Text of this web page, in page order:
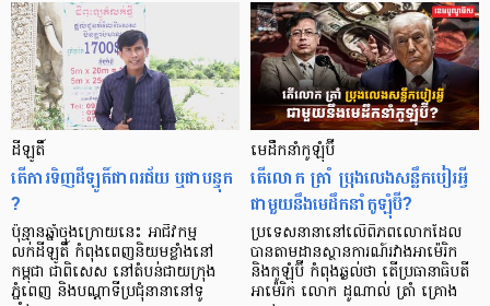
ដីឡូតិ៍
តើ​ការ​ទិញ​ដីឡូតិ៍​ជា​ពរ​ជ័យ​ ឬ​ជា​បន្ទុក​
?
ប៉ុន្មានឆ្នាំ​ចុងក្រោយនេះ អាជីវកម្ម
លក់ដីឡូតិ៍ កំពុងពេញនិយមខ្លាំងនៅ
កម្ពុជា ជាពិសេស នៅតំបន់ជាយក្រុង
ភ្នំពេញ និងបណ្តាទីប្រជុំនានានៅទូ
មេដឹកនាំកូឡុំប៊ី
តើលោក ត្រាំ ប្រុងលេងសន្លឹកបៀរអ្វី
ជាមួយនឹងមេដឹកនាំកូឡុំប៊ី?
ប្រទេសនានានៅលើពិភពលោកដែល
បានតាមដានស្ថានការណ៍រវាងអាម៉េរិក
និងកូឡុំប៊ី កំពុងឆ្ងល់ថា តើប្រធានាធិបតី
អាម៉េរិក លោក ដូណាល់ ត្រាំ គ្រោង